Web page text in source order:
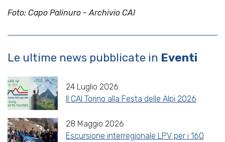
Foto: Capo Palinuro - Archivio CAI
Le ultime news pubblicate in Eventi
24 Luglio 2026
Il CAI Torino alla Festa delle Alpi 2026
28 Maggio 2026
Escursione interregionale LPV per i 160